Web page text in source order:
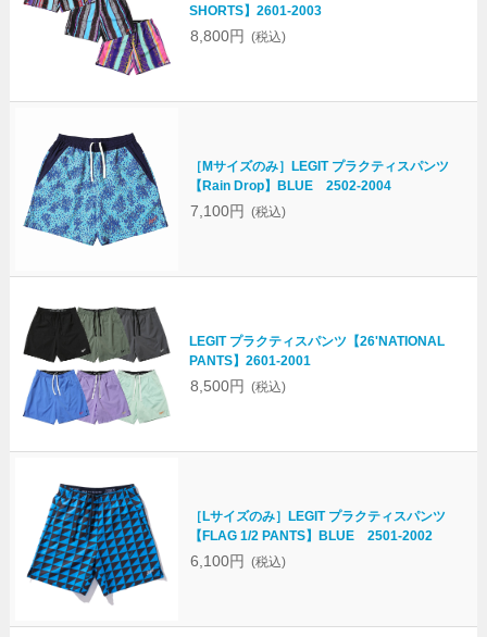
SHORTS】2601-2003
8,800円 (税込)
［Mサイズのみ］LEGIT プラクティスパンツ
【Rain Drop】BLUE 2502-2004
7,100円 (税込)
LEGIT プラクティスパンツ【26'NATIONAL
PANTS】2601-2001
8,500円 (税込)
［Lサイズのみ］LEGIT プラクティスパンツ
【FLAG 1/2 PANTS】BLUE 2501-2002
6,100円 (税込)